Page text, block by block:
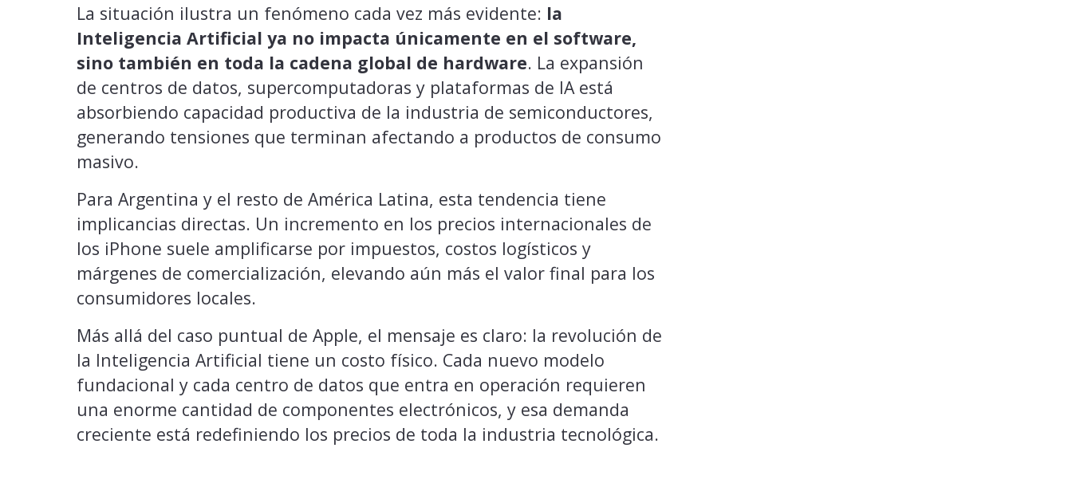
La situación ilustra un fenómeno cada vez más evidente: la
Inteligencia Artificial ya no impacta únicamente en el software,
sino también en toda la cadena global de hardware. La expansión
de centros de datos, supercomputadoras y plataformas de IA está
absorbiendo capacidad productiva de la industria de semiconductores,
generando tensiones que terminan afectando a productos de consumo
masivo.
Para Argentina y el resto de América Latina, esta tendencia tiene
implicancias directas. Un incremento en los precios internacionales de
los iPhone suele amplificarse por impuestos, costos logísticos y
márgenes de comercialización, elevando aún más el valor final para los
consumidores locales.
Más allá del caso puntual de Apple, el mensaje es claro: la revolución de
la Inteligencia Artificial tiene un costo físico. Cada nuevo modelo
fundacional y cada centro de datos que entra en operación requieren
una enorme cantidad de componentes electrónicos, y esa demanda
creciente está redefiniendo los precios de toda la industria tecnológica.